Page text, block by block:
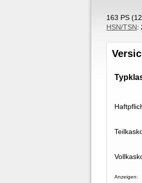
163 PS (
HSN/TSN:
Anzeigen: